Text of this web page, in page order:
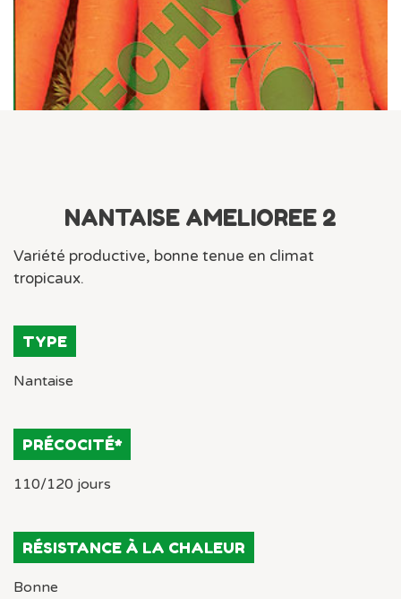
NANTAISE AMELIOREE 2
Variété productive, bonne tenue en climat
tropicaux.
TYPE
Nantaise
PRÉCOCITÉ*
110/120 jours
RÉSISTANCE À LA CHALEUR
Bonne